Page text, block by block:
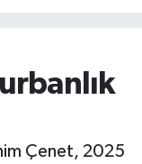
Çenet, 2025